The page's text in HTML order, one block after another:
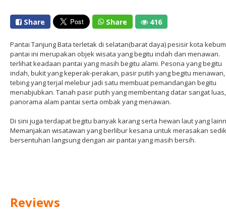
Share Share 416
Pantai Tanjung Bata terletak di selatan(barat daya) pesisir kota
pantai ini merupakan objek wisata yang begitu indah dan menawan.
terlihat keadaan pantai yang masih begitu alami. Pesona yang begitu
indah, bukit yang keperak-perakan, pasir putih yang begitu menawan,
tebing yang terjal melebur jadi satu membuat pemandangan begitu
menabjubkan. Tanah pasir putih yang membentang datar sangat luas,
panorama alam pantai serta ombak yang menawan.
Di sini juga terdapat begitu banyak karang serta hewan laut yang
Memanjakan wisatawan yang berlibur kesana untuk merasakan
bersentuhan langsung dengan air pantai yang masih bersih.
Reviews